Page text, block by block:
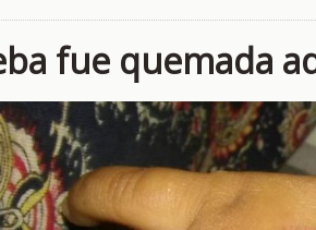
fue quemada